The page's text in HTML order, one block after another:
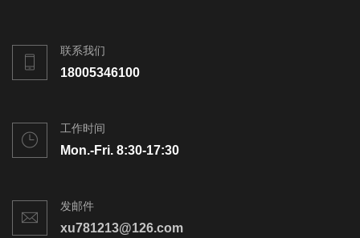
联系我们
18005346100
工作时间
Mon.-Fri. 8:30-17:30
发邮件
xu781213@126.com